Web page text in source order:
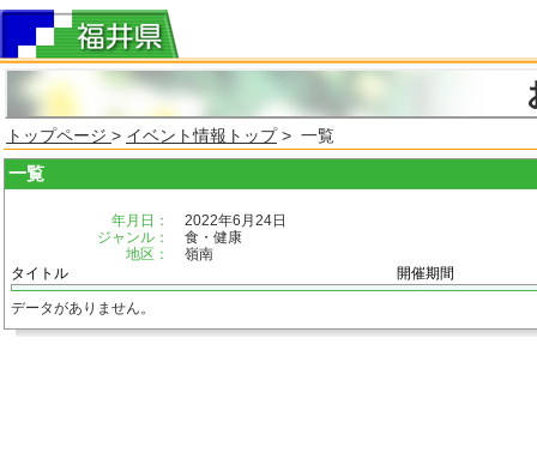
トップページ > イベント情報トップ> 一覧
一覧
年月日：
2022年6月24日
ジャンル：
食・健康
地区：
嶺南
タイトル
開催期間
データがありません。